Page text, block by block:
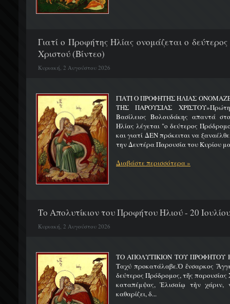
Γιατί ο Προφήτης Ηλίας ονομάζεται ο
Χριστού (Βίντεο)
Κυριακή, 2 Αυγούστου 2026
ΓΙΑΤΙ Ο ΠΡΟΦΗΤΗΣ ΗΛΙΑΣ
ΤΗΣ ΠΑΡΟΥΣΙΑΣ
Βασίλειος Βολουδάκης απαντά
Ηλίας λέγεται "ο δεύτερος
και γιατί ΔΕΝ πρόκειται να
την Δευτέρα Παρουσία του Κυρίου
Διαβάστε περισσότερα »
Το Απολυτίκιον του Προφήτου Ηλιού - 20 Ιουλίου
Κυριακή, 2 Αυγούστου 2026
ΤΟ ΑΠΟΛΥΤΙΚΙΟΝ ΤΟΥ ΠΡΟΦΗΤΟΥ
Ταχύ προκατάλαβε.Ὁ ἔνσαρκος
δεύτερος Πρόδρομος, τῆς παρουσίας
καταπέμψας, Ἐλισαίῳ τὴν χάριν,
καθαρίζει, δ...